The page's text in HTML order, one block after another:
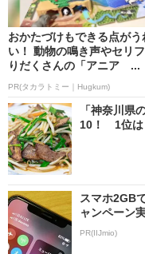
おかたづけもできる点がう
い！ 動物の鳴き声やセリ
りだくさんの「アニア ...
PR(タカラトミー｜Hugkum)
「神奈川県
10！ 1位は
スマホ2GB
ャンペーン
PR(IIJmio)